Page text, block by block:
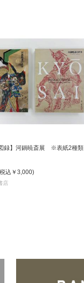
図録】河鍋暁斎展 ※表紙2種類
込 ￥3,000)
店